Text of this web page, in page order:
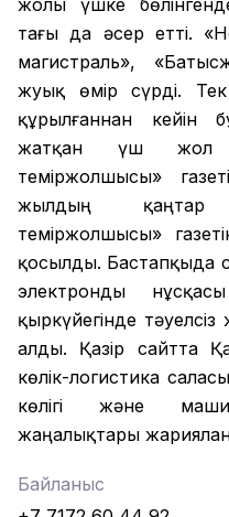
жолы үшке
тағы да әсер етті.
магистраль»,
жуық өмір сүрді.
құрылғаннан
жатқан үш жол
теміржолшысы»
жылдың қаңтар
теміржолшысы»
қосылды. Бастапқыда
электронды
қыркүйегінде
алды. Қазір сайтта
көлік-логистика
көлігі және
жаңалықтары
Байланыс